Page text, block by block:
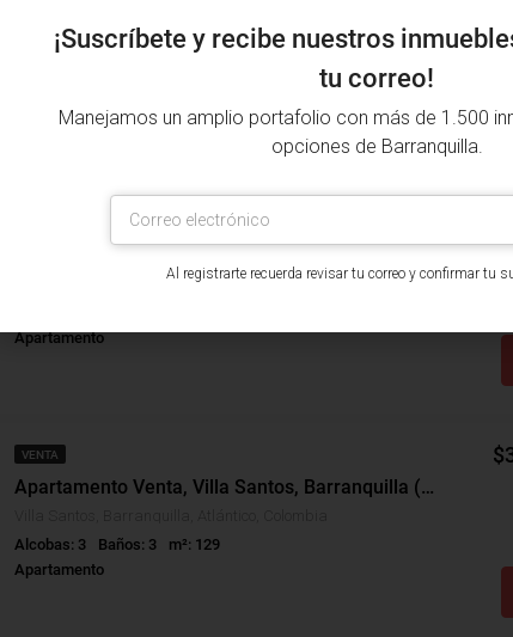
Reserva De Los Almendros, Soledad, Atlántico, Colombia
Apartamento
VENTA
Apartamento Venta, Villa Santos, Barranquilla (28177)
Alcobas: 3
Baños: 3
m²: 129
Apartamento
¡Suscríbete y recibe nuestros
tu correo!
Manejamos un amplio portafolio con más de 1.500
opciones de Barranquilla.
Al registrarte recuerda revisar tu correo y confirmar tu